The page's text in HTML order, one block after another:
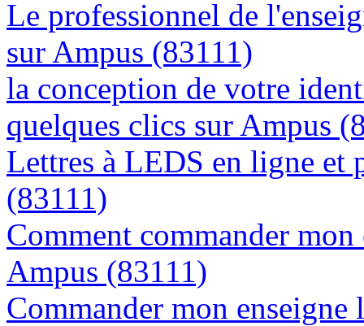
Le professionnel de
sur Ampus (83111)
la conception de votre
quelques clics sur Ampus
Lettres à LEDS en ligne et
(83111)
Comment commander
Ampus (83111)
Commander mon